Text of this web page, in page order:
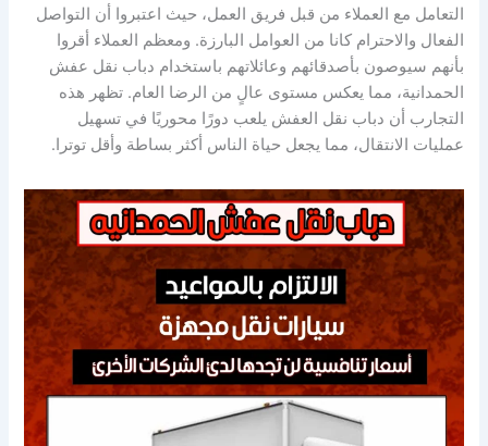
التعامل مع العملاء من قبل فريق العمل، حيث اعتبروا أن التواصل
الفعال والاحترام كانا من العوامل البارزة. ومعظم العملاء أقروا
بأنهم سيوصون بأصدقائهم وعائلاتهم باستخدام دباب نقل عفش
الحمدانية، مما يعكس مستوى عالٍ من الرضا العام. تظهر هذه
التجارب أن دباب نقل العفش يلعب دورًا محوريًا في تسهيل
عمليات الانتقال، مما يجعل حياة الناس أكثر بساطة وأقل توترا.